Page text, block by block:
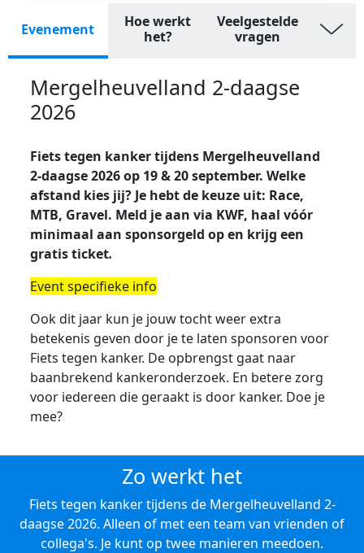
Evenement
Hoe werkt
het?
Veelgestelde
vragen
Mergelheuvelland 2-daagse
2026
Fiets tegen kanker tijdens Mergelheuvelland
2-daagse 2026 op 19 & 20 september. Welke
afstand kies jij? Je hebt de keuze uit: Race,
MTB, Gravel. Meld je aan via KWF, haal vóór
minimaal aan sponsorgeld op en krijg een
gratis ticket.
Event specifieke info
Ook dit jaar kun je jouw tocht weer extra
betekenis geven door je te laten sponsoren voor
Fiets tegen kanker. De opbrengst gaat naar
baanbrekend kankeronderzoek. En betere zorg
voor iedereen die geraakt is door kanker. Doe je
mee?
Zo werkt het
Fiets tegen kanker tijdens de Mergelheuvelland 2-
daagse 2026. Alleen of met een team van vrienden of
collega's. Je kunt op twee manieren meedoen.